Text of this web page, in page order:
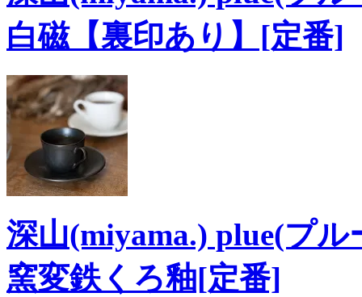
白磁【裏印あり】[定番]
深山(miyama.) plue(プ
窯変鉄くろ釉[定番]